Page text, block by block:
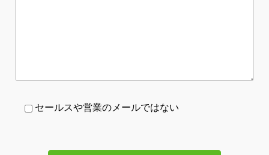
セールスや営業のメールではない